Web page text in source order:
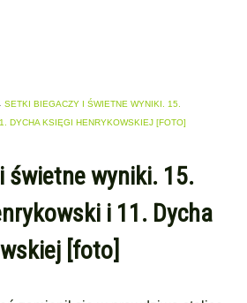
SETKI BIEGACZY I ŚWIETNE WYNIKI. 15.
DYCHA KSIĘGI HENRYKOWSKIEJ [FOTO]
świetne wyniki. 15.
i 11. Dycha
[foto]